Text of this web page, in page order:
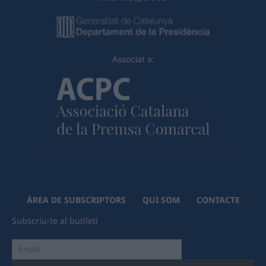
Associat a:
ÀREA DE SUBSCRIPTORS QUI SOM
CONTACTE
Subscriu-te al butlletí